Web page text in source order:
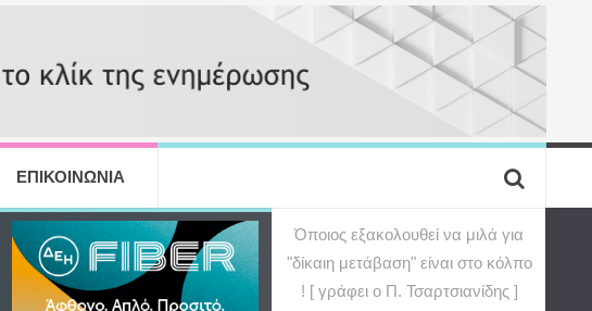
ΕΠΙΚΟΙΝΩΝΙΑ
Όποιος εξακολουθεί να μιλά για
"δίκαιη μετάβαση" είναι στο κόλπο
! [ γράφει ο Π. Τσαρτσιανίδης ]